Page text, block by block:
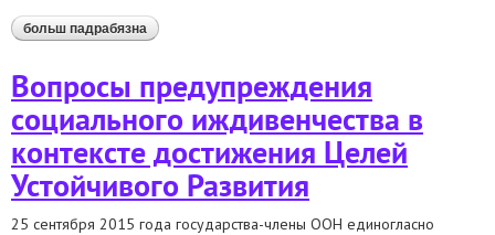
больш падрабязна аб пытанні папярэджання сацыяльнага
ўтрыманства ў кантэксце дасягнення мэтаў
Вопросы предупреждения
социального иждивенчества в
контексте достижения Целей
Устойчивого Развития
25 сентября 2015 года государства-члены ООН единогласно